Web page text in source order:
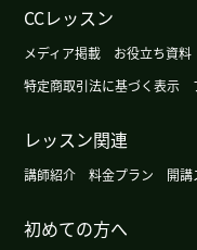
伟。我也希望延续
谢谢老师！我听说
辈。看来老师体内
脉啊！老师的曾祖
我期待接下来的课
CCレッスン
メディア掲載 お役立ち資料
特定商取引法に基づく表示
レッスン関連
講師紹介 料金プラン 開講
初めての方へ